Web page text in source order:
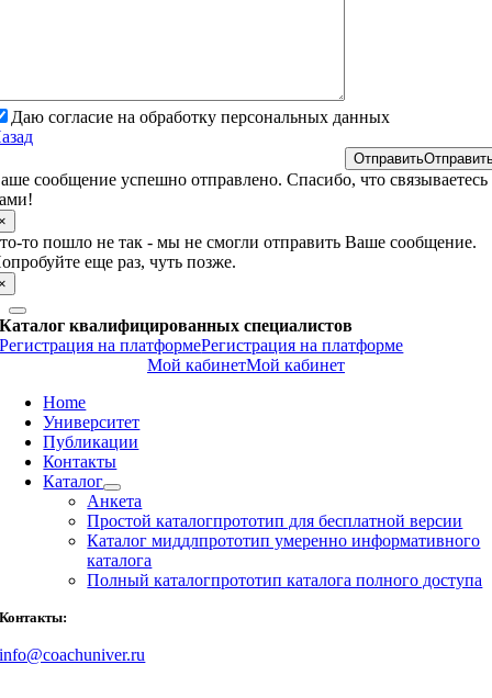
Даю согласие на обработку персональных данных
Отправить
сообщение успешно отправлено. Спасибо, что связываетесь
то пошло не так - мы не смогли отправить Ваше сообщение.
еще раз, чуть позже.
Каталог квалифицированных специалистов
Регистрация на платформеРегистрация на платформе
Мой кабинетМой кабинет
Home
Университет
Публикации
Контакты
Каталог
Анкета
Простой каталогпрототип для бесплатной версии
Каталог миддлпрототип умеренно информативного
каталога
Полный каталогпрототип каталога полного доступа
Контакты:
info@coachuniver.ru